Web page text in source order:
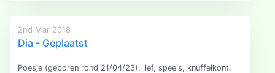
2nd Mar 2018
Dia - Geplaatst
Poesje (geboren rond 21/04/23), lief, speels, knuffelkont.